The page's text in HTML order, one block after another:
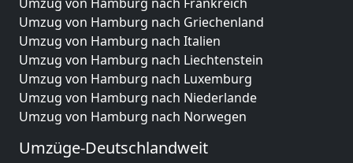
Umzug von Hamburg nach Griechenland
Umzug von Hamburg nach Italien
Umzug von Hamburg nach Liechtenstein
Umzug von Hamburg nach Luxemburg
Umzug von Hamburg nach Niederlande
Umzug von Hamburg nach Norwegen
Umzüge-Deutschlandweit